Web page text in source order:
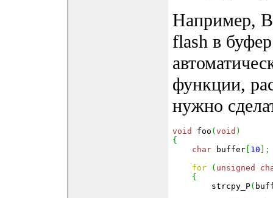
Например,
flash в
функции,
нужно
void foo ( void )
{
char buffer 10
;
for
( unsigned
{
        strcpy_P
(